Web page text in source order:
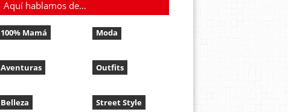
Aquí hablamos de…
100% Mamá
Aventuras
Belleza
Moda
Outfits
Street Style